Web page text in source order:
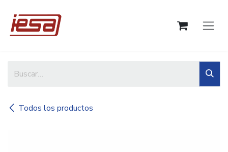
Todos los productos